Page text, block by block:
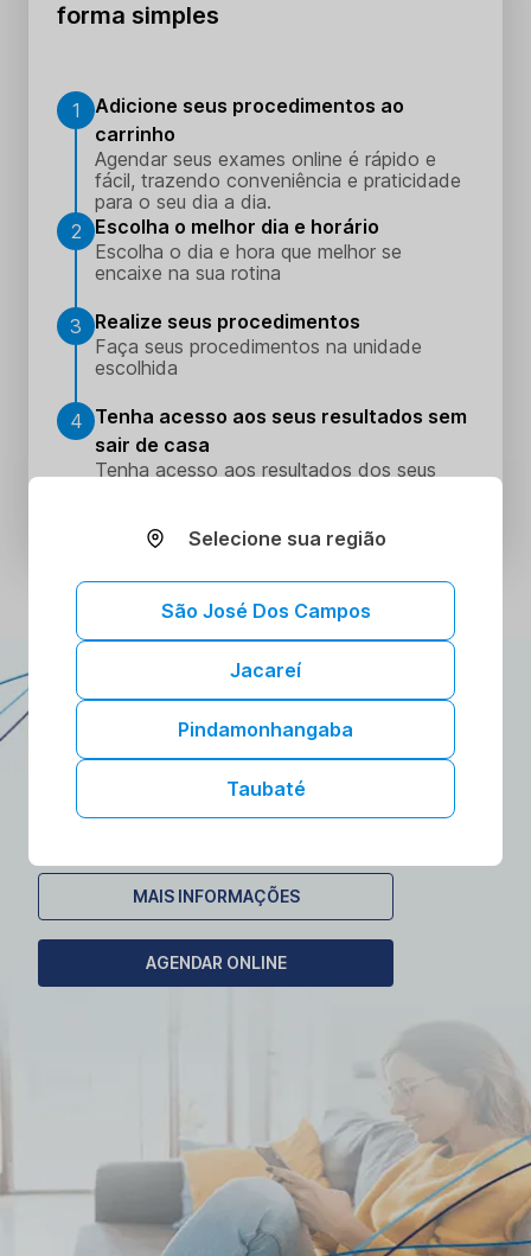
forma simples
1
Adicione seus procedimentos ao
carrinho
Agendar seus exames online é rápido e
fácil, trazendo conveniência e praticidade
para o seu dia a dia.
2
Escolha o melhor dia e horário
Escolha o dia e hora que melhor se
encaixe na sua rotina
3
Realize seus procedimentos
Faça seus procedimentos na unidade
escolhida
4 Tenha acesso aos seus resultados sem
sair de casa
Tenha acesso aos resultados dos seus
ATENDIMENTO DOMICILIAR
A gente vai até você!
Toda a confiança e segurança dos nossos
laboratórios no conforto da sua casa.
MAIS INFORMAÇÕES
AGENDAR ONLINE
Selecione sua região
São José Dos Campos
Jacareí
Pindamonhangaba
Taubaté